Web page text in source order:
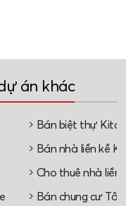
án khác
Bán biệt thự Kita
Bán nhà liền kề
Cho thuê nhà liền
Bán chung cư Tây